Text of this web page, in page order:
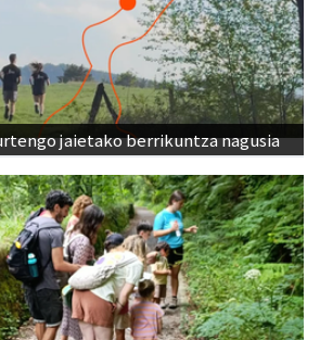
jaietako berrikuntza nagusia